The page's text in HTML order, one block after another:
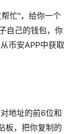
忙"，给你一个
自己的钱包，你
币安APP中获取
地址的前6位和
板，把你复制的